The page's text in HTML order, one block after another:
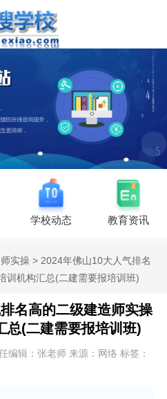
学校动态 教育资讯
实操 > 2024年佛山10大人气排名
训机构汇总(二建需要报培训班)
名高的二级建造师实操
总(二建需要报培训班)
编辑：张老师 来源：网络 标签：